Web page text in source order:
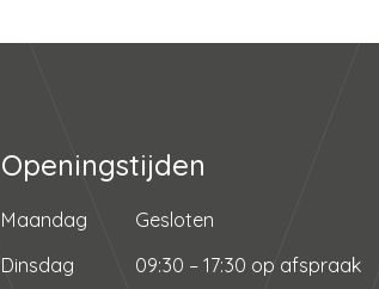
Openingstijden
Maandag
Gesloten
Dinsdag
09:30 – 17:30 op afspraak